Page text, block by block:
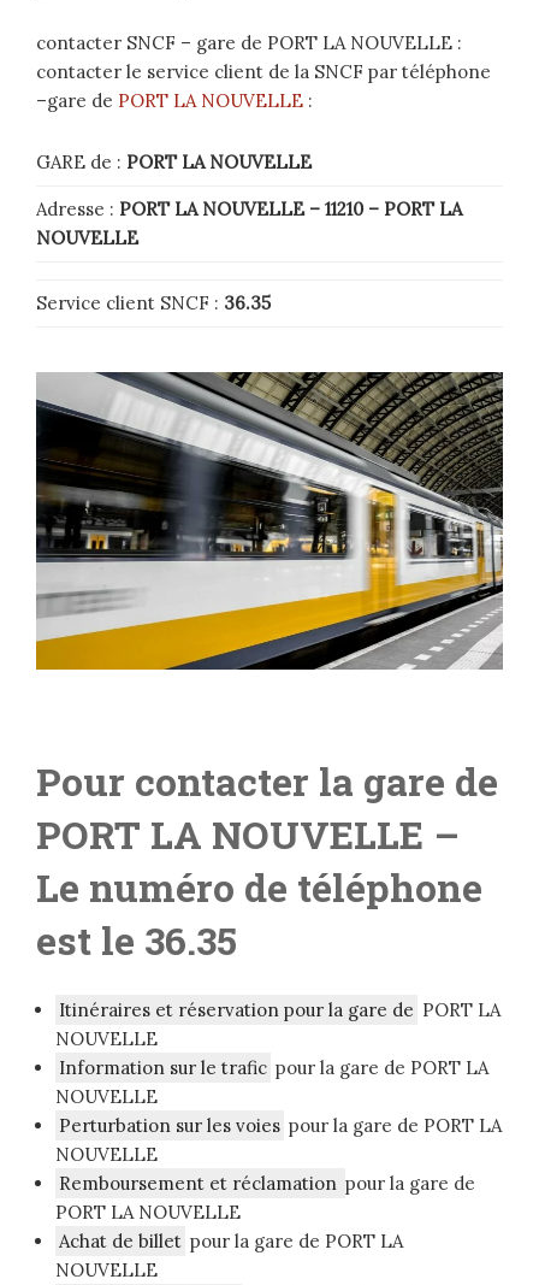
contacter SNCF – gare de PORT LA NOUVELLE :
contacter le service client de la SNCF par téléphone
–gare de PORT LA NOUVELLE :
GARE de : PORT LA NOUVELLE
Adresse : PORT LA NOUVELLE – 11210 – PORT LA
NOUVELLE
Service client SNCF : 36.35
Pour contacter la gare de
PORT LA NOUVELLE –
Le numéro de téléphone
est le 36.35
Itinéraires et réservation pour la gare de PORT LA
NOUVELLE
Information sur le trafic pour la gare de PORT LA
NOUVELLE
Perturbation sur les voies pour la gare de PORT LA
NOUVELLE
Remboursement et réclamation pour la gare de
PORT LA NOUVELLE
Achat de billet pour la gare de PORT LA
NOUVELLE